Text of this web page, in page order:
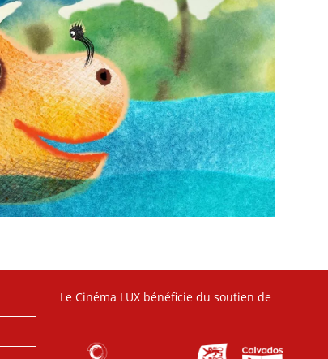
Le Cinéma LUX bénéficie du soutien de